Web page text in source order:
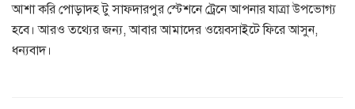
আশা করি পোড়াদহ টু সাফদারপুর স্টেশনে ট্রেনে আপনার যাত্রা উপভোগ্য
হবে। আরও তথ্যের জন্য, আবার আমাদের ওয়েবসাইটে ফিরে আসুন,
ধন্যবাদ।